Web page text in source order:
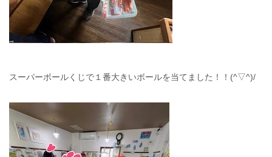
スーパーボールくじで１番大きいボールを当てました！！(^▽^)/